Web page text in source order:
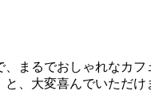
、まるでおしゃれなカフ
、大変喜んでいただけ